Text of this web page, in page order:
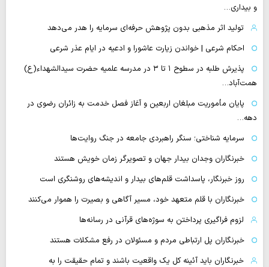
و بیداری…
تولید اثر مذهبی بدون پژوهش حرفه‌ای سرمایه را هدر می‌دهد
احکام شرعی | خواندن زیارت عاشورا و ادعیه در ایام عذر شرعی
پذیرش طلبه در سطوح ۱ تا ۳ در مدرسه علمیه حضرت سیدالشهداء(ع)
همت‌آباد…
پایان مأموریت مبلغان اربعین و آغاز فصل خدمت به زائران رضوی در
دهه…
سرمایه شناختی؛ سنگر راهبردی جامعه در جنگ روایت‌ها
خبرنگاران وجدان بیدار جهان و تصویرگر زمان خویش هستند
روز خبرنگار، پاسداشت قلم‌های بیدار و اندیشه‌های روشنگری است
خبرنگاران با قلم متعهد خود، مسیر آگاهی و بصیرت را هموار می‌کنند
لزوم فراگیری پرداختن به سوژه‌های قرآنی در رسانه‌ها
خبرنگاران پل ارتباطی مردم و مسئولان در رفع مشکلات هستند
خبرنگاران باید آئینه کل یک واقعیت باشند و تمام حقیقت را به